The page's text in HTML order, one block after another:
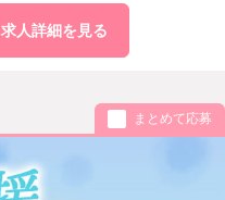
求人詳細を見る
まとめて応募